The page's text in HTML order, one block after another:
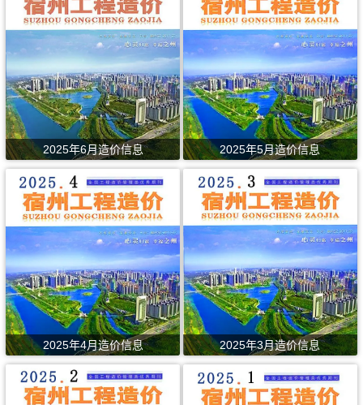
2025年6月造价信息 2025年5月造价信息
2025年4月造价信息 2025年3月造价信息